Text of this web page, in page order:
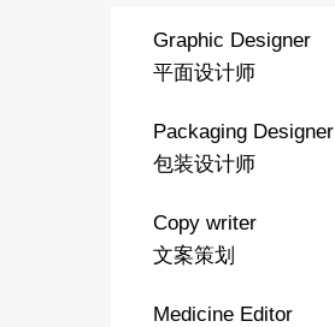
Graphic Designer
平面设计师
Packaging Designer
包装设计师
Copy writer
文案策划
Medicine Editor